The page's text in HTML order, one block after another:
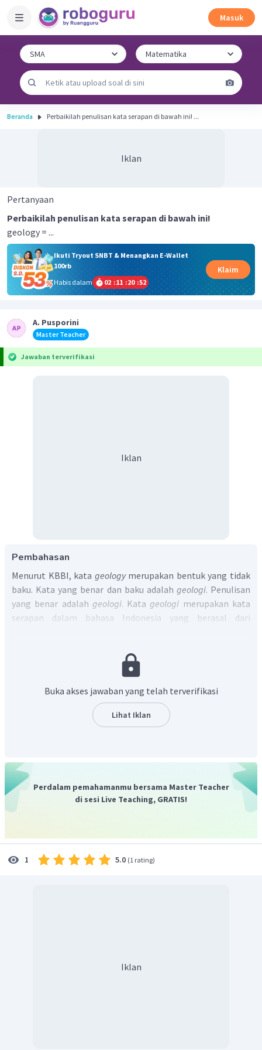
Masuk
Beranda Perbaikilah penulisan kata serapan di bawah ini! ...
Iklan
Pertanyaan
Perbaikilah penulisan kata serapan di bawah ini!
geology = ...
Ikuti Tryout SNBT & Menangkan E-Wallet
100rb
Habis dalam
02 :11 :20 :52
Klaim
A. Pusporini
Master Teacher
Jawaban terverifikasi
Iklan
Pembahasan
Menurut KBBI, kata geologymerupakan bentuk yang tidak
baku. Kata yang benar dan baku adalah geologi. Penulisan
yang benar adalah geologi. Kata geologi merupakan kata
serapan dalam bahasa Indonesia yang berasal dari
Buka akses jawaban yang telah terverifikasi
Lihat Iklan
Perdalam pemahamanmu bersama Master Teacher
di sesi Live Teaching, GRATIS!
1 5.0 (1 rating)
Iklan